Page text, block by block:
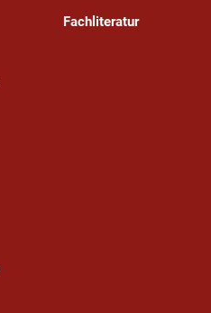
Fachliteratur